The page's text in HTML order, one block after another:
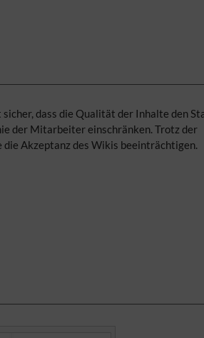
dass die Qualität der Inhalte den
der Mitarbeiter einschränken. Trotz der
Akzeptanz des Wikis beeinträchtigen.